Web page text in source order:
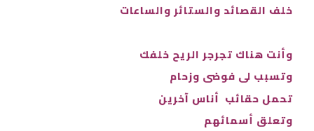
خلف القصائد والستائر والساعات
وأنت هناك تجرجر الريح خلفك
وتسبب لى فوضى وزحام
تحمل حقائب أناس آخرین
وتعلق أسمائهم